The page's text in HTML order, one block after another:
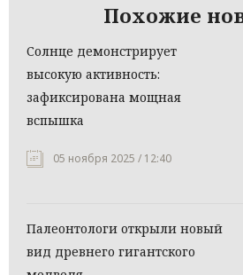
Похожие
Солнце демонстрирует
высокую активность:
зафиксирована мощная
вспышка
05 ноября 2025 / 12:40
Палеонтологи открыли новый
вид древнего гигантского